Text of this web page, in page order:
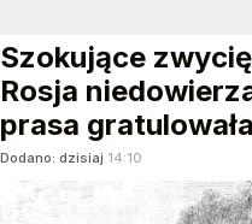
Szokujące
Rosja
prasa gratulowała
Dodano: dzisiaj 14:10